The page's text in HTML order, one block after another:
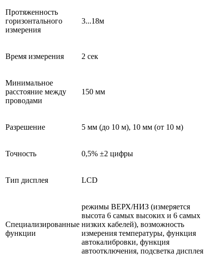
Протяженность
горизонтального
измерения
3...18м
Время измерения 2 сек
Минимальное
расстояние между
проводами
150 мм
Разрешение 5 мм (до 10 м), 10 мм (от 10 м)
Точность 0,5% ±2 цифры
Тип дисплея LCD
Специализированные
функции
режимы ВЕРХ/НИЗ (измеряется
высота 6 самых высоких и 6 самых
низких кабелей), возможность
измерения температуры, функция
автокалибровки, функция
автоотключения, подсветка дисплея